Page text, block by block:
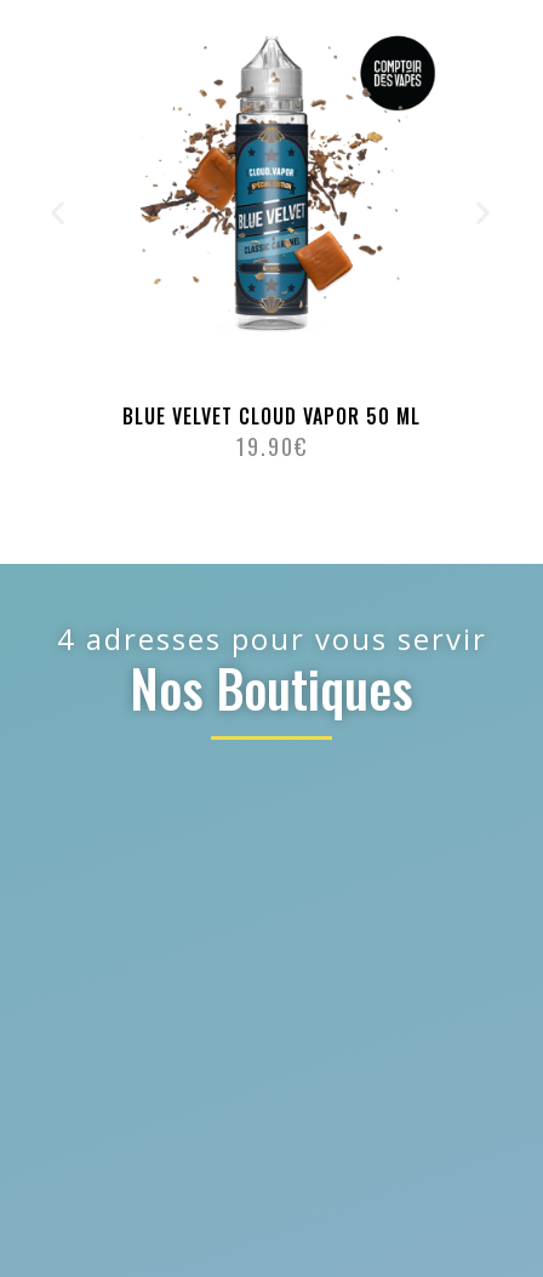
BLUE VELVET CLOUD VAPOR 50 ML
19.90€
4 adresses pour vous servir
Nos Boutiques